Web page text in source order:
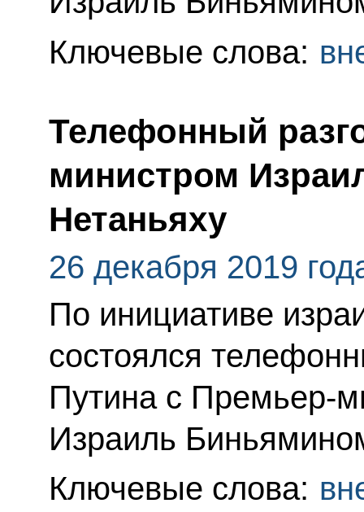
Ключевые слова:
Телефонный
министром
Нетаньяху
26 декабря 2019
По инициативе
состоялся
Путина с Премьер-
Израиль
Ключевые слова: